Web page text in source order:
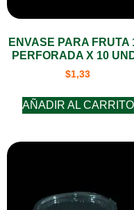
ENVASE PARA FRUTA
PERFORADA X 10
$1,33
AÑADIR AL CARRITO